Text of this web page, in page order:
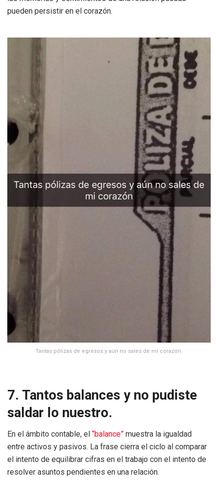
pueden persistir en el corazón.
Tantas pólizas de egresos y aún no sales de mi corazón.
7. Tantos balances y no pudiste
saldar lo nuestro.
En el ámbito contable, el “balance” muestra la igualdad
entre activos y pasivos. La frase cierra el ciclo al comparar
el intento de equilibrar cifras en el trabajo con el intento de
resolver asuntos pendientes en una relación.